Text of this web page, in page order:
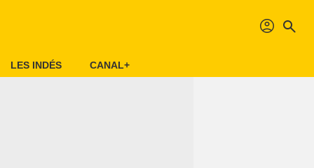
profil search
LES INDÉS CANAL+